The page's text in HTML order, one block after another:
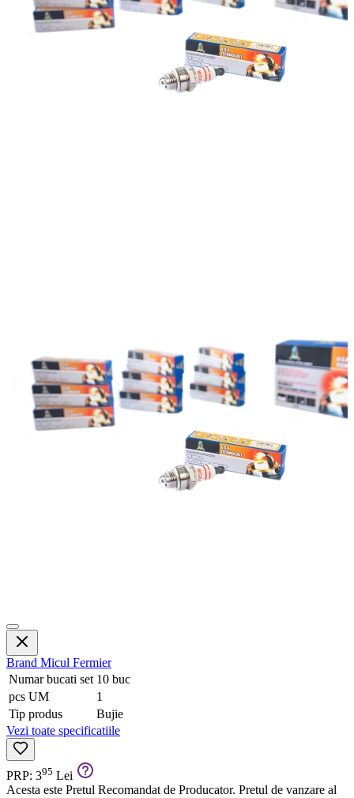
Brand Micul Fermier
Numar bucati set 10 buc
pcs UM
1
Tip produs
Bujie
Vezi toate specificatiile
PRP: 395 Lei
Acesta este Pretul Recomandat de Producator. Pretul de vanzare al